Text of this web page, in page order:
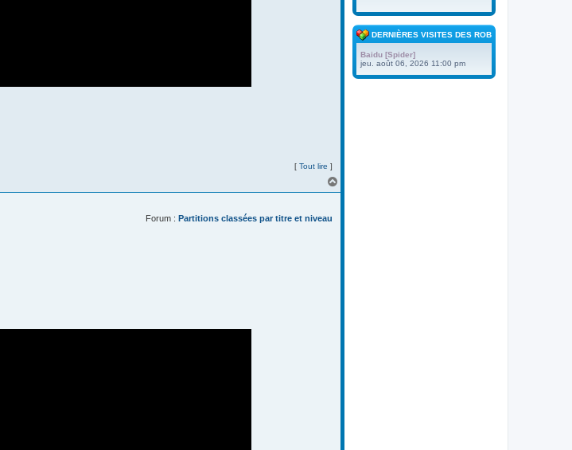
[ Tout lire ]
a
Forum : Partitions classées par titre et niveau
DERNIÈRES VISITES DES ROBOTS
Baidu [Spider]
jeu. août 06, 2026 11:00 pm